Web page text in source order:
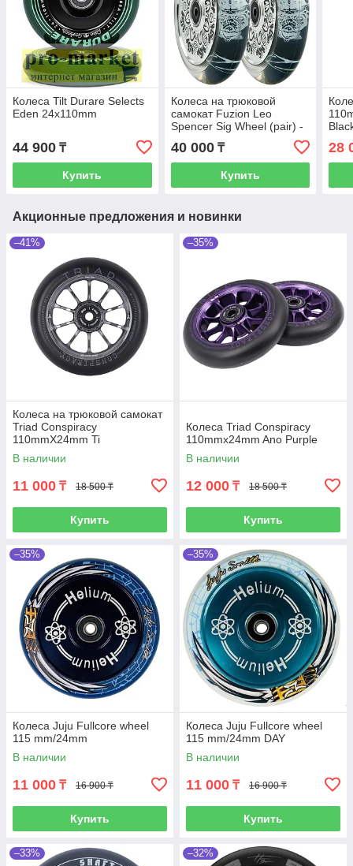
Колеса Tilt Durare Selects
Eden 24x110mm
44 900 ₸
Купить
Колеса на трюковой
самокат Fuzion Leo
Spencer Sig Wheel (pair) -
Silver Core / Clear PU
40 000₸
Купить
28
Акционные предложения и новинки
–41%
Колеса на трюковой самокат
Triad Conspiracy
110mmX24mm Ti
В наличии
11 000 ₸ 18 500 ₸
Купить
–35%
Колеса Triad Conspiracy
110mmx24mm Ano Purple
В наличии
12 000 ₸ 18 500 ₸
Купить
–35%
Колеса Juju Fullcore wheel
115 mm/24mm
В наличии
11 000 ₸ 16 900 ₸
Купить
–35%
Колеса Juju Fullcore wheel
115 mm/24mm DAY
В наличии
11 000 ₸ 16 900 ₸
Купить
–33% –32%